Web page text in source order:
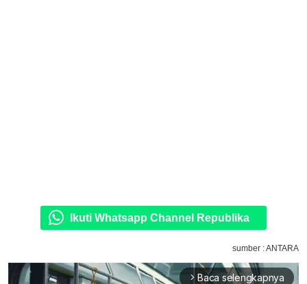
Ikuti Whatsapp Channel Republika
sumber : ANTARA
arrow_forward_ios Baca selengkapnya